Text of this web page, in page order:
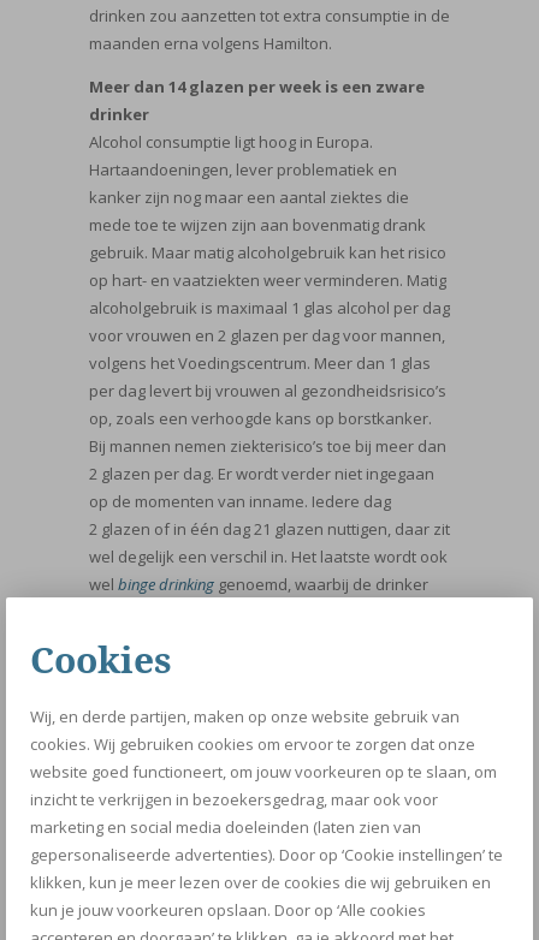
Cookies
Wij, en derde partijen, maken op onze website gebruik van
cookies. Wij gebruiken cookies om ervoor te zorgen dat onze
website goed functioneert, om jouw voorkeuren op te slaan, om
inzicht te verkrijgen in bezoekersgedrag, maar ook voor
marketing en social media doeleinden (laten zien van
gepersonaliseerde advertenties). Door op ‘Cookie instellingen’ te
klikken, kun je meer lezen over de cookies die wij gebruiken en
kun je jouw voorkeuren opslaan. Door op ‘Alle cookies
drinken zou aanzetten tot extra consumptie in de
maanden erna volgens Hamilton.
Meer dan 14 glazen per week is een zware
drinker
Alcohol consumptie ligt hoog in Europa.
Hartaandoeningen, lever problematiek en
kanker zijn nog maar een aantal ziektes die
mede toe te wijzen zijn aan bovenmatig drank
gebruik. Maar matig alcoholgebruik kan het risico
op hart- en vaatziekten weer verminderen. Matig
alcoholgebruik is maximaal 1 glas alcohol per dag
voor vrouwen en 2 glazen per dag voor mannen,
volgens het Voedingscentrum. Meer dan 1 glas
per dag levert bij vrouwen al gezondheidsrisico’s
op, zoals een verhoogde kans op borstkanker.
Bij mannen nemen ziekterisico’s toe bij meer dan
2 glazen per dag. Er wordt verder niet ingegaan
op de momenten van inname. Iedere dag
2 glazen of in één dag 21 glazen nuttigen, daar zit
wel degelijk een verschil in. Het laatste wordt ook
wel binge drinking genoemd, waarbij de drinker
Ademhaling belangrijk voor goede lever
Dus als jij een gematigde drinker bent en netjes
onder de twee glazen per dag blijft (bij mannen),
dan ben je in de safe zone. De grootste aanslag
van alcohol ligt op je lever. Gelukkig zijn er meer
manieren om je lever wat rust te gunnen.
Sporten en goed ademhalen zijn belangrijke
methodes om je lever beter te laten
functioneren. Iedere dag in de buitenlucht en
goed diep doorademen, je spijsvertering